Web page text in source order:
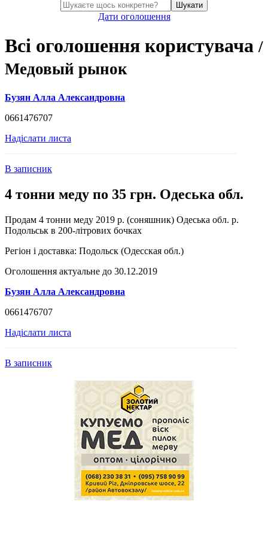
Шукати
Дати оголошення
Всі оголошення користувача/
Медовый рынок
Бузян Алла Александровна
0661476707
Надіслати листа
В записник
4 тонни меду по 35 грн. Одеська обл.
Продам 4 тонни меду 2019 р. (соняшник) Одеська обл. р.
Подольськ в 200-літрових бочках
Регіон і доставка: Подольск (Одесская обл.)
Оголошення актуальне до 30.12.2019
Бузян Алла Александровна
0661476707
Надіслати листа
В записник